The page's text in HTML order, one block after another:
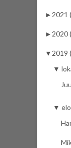
► 2021
► 2020
▼ 2019
▼
▼